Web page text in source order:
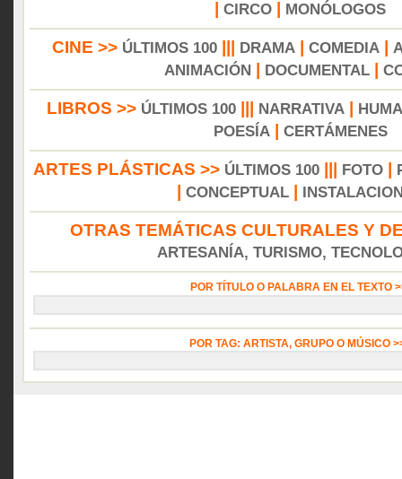
CIRCO MONÓLOGOS
CINE >> ÚLTIMOS 100 DRAMA COMEDIA
ANIMACIÓN
DOCUMENTAL|
LIBROS >> ÚLTIMOS 100 NARRATIVA
POESÍA| CERTÁMENES
ARTES PLÁSTICAS >> ÚLTIMOS 100 FOTO
CONCEPTUAL
OTRAS TEMÁTICAS CULTURALES Y
ARTESANÍA, TURISMO,
POR TÍTULO O PALABRA EN EL TEXTO
POR TAG: ARTISTA, GRUPO O MÚSICO